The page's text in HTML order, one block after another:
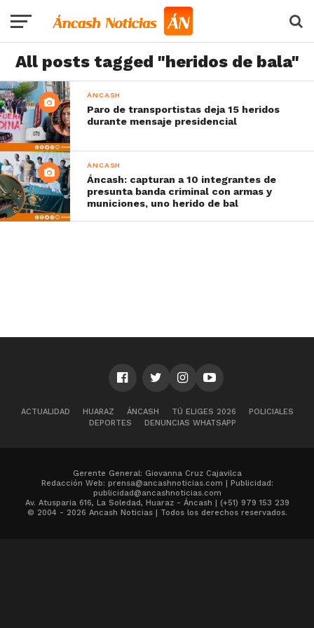
All posts tagged "heridos de bala"
ÁNCASH
Paro de transportistas deja 15 heridos
durante mensaje presidencial
ÁNCASH
Áncash: capturan a 10 integrantes de
presunta banda criminal con armas y
municiones, uno herido de bal
ACTUALIDAD HUARAZ ÁNCASH TÚ ELIGES 2026
POLICIALES
DEPORTES
DENUNCIAS WHATSAPP
Gerente General: Giovanna Cruz Cajavilca
Redacción Web: prensa@ancashnoticias.com | Publicidad:
publicidad@ancashnoticias.com
Av. Atusparia 616, La Soledad, Huaraz - Áncash | (+51) 979 153 239
© 2004 - 2026 Ancash Noticias | Todos los derechos reservados.